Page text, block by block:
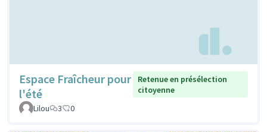
Espace Fraîcheur pour
l'été
Retenue en présélection
citoyenne
Lilou
3 0